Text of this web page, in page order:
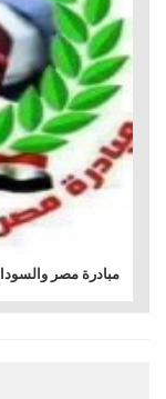
مبادرة مصر